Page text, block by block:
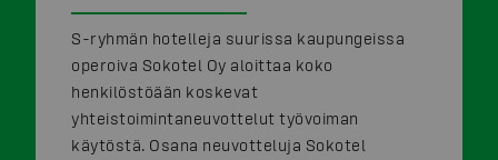
S-ryhmän hotelleja suurissa kaupungeissa
operoiva Sokotel Oy aloittaa koko
henkilöstöään koskevat
yhteistoimintaneuvottelut työvoiman
käytöstä. Osana neuvotteluja Sokotel